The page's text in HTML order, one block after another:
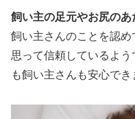
飼い主の足元やお尻のあ
飼い主さんのことを認
思って信頼しているよ
も飼い主さんも安心でき